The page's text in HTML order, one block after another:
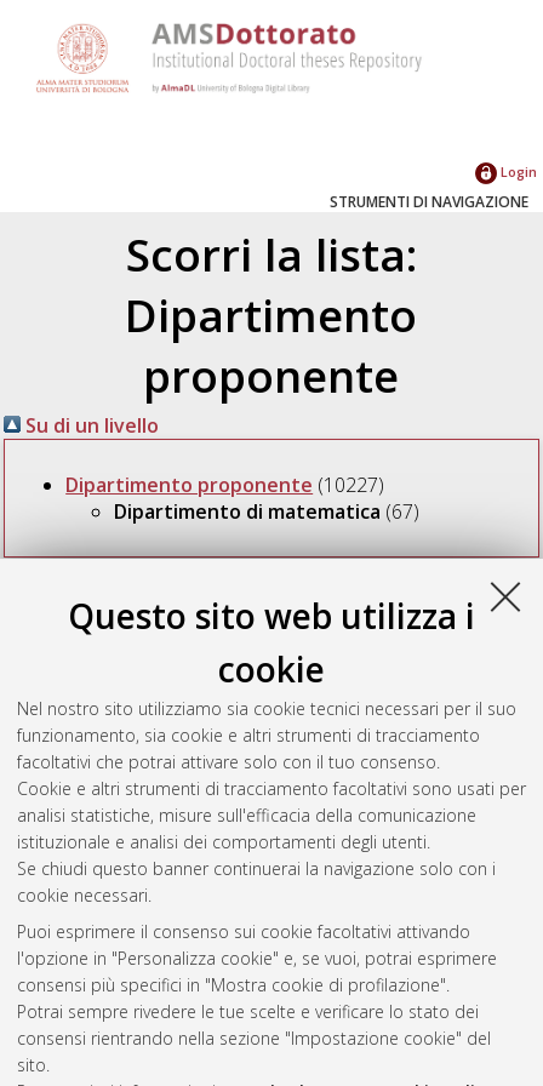
Questo sito web utilizza i
cookie
Nel nostro sito utilizziamo sia cookie tecnici necessari per il suo
funzionamento, sia cookie e altri strumenti di tracciamento
facoltativi che potrai attivare solo con il tuo consenso.
Cookie e altri strumenti di tracciamento facoltativi sono usati per
analisi statistiche, misure sull'efficacia della comunicazione
istituzionale e analisi dei comportamenti degli utenti.
Se chiudi questo banner continuerai la navigazione solo con i
cookie necessari.
Puoi esprimere il consenso sui cookie facoltativi attivando
l'opzione in "Personalizza cookie" e, se vuoi, potrai esprimere
consensi più specifici in "Mostra cookie di profilazione".
Potrai sempre rivedere le tue scelte e verificare lo stato dei
consensi rientrando nella sezione "Impostazione cookie" del
sito.
Login
STRUMENTI DI NAVIGAZIONE
Scorri la lista:
Dipartimento
proponente
Su di un livello
Dipartimento proponente (10227)
Dipartimento di matematica (67)
2025(11)
2022(8)
2021(9)
2020 (5)
2019(7)
2018(7)
Atom
Rss 1.0
Rss 2.0